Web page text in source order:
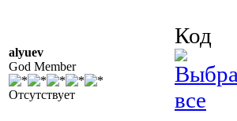
alyuev
God Member
Отсутствует
Код